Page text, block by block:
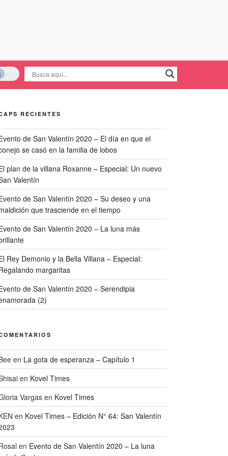
RECIENTES
de San Valentín 2020 – El día en que el
se casó en la familia de lobos
plan de la villana Roxanne – Especial: Un nuevo
Valentín
de San Valentín 2020 – Su deseo y una
que trasciende en el tiempo
de San Valentín 2020 – La luna más
Rey Demonio y la Bella Villana – Especial:
margaritas
de San Valentín 2020 – Serendipia
(2)
en La gota de esperanza – Capítulo 1
en Kovel Times
Vargasen Kovel Times
en Kovel Times – Edición N° 64: San Valentín
en Evento de San Valentín 2020 – La luna